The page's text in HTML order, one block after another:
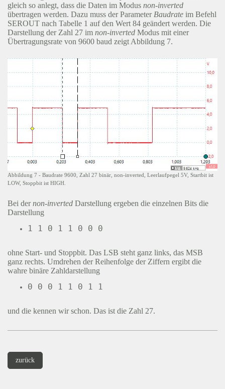
gleich so anlegt, dass die Daten im Modus non-inverted
übertragen werden. Dazu muss der Parameter Baudrate im Befehl
SEROUT nach Tabelle 1 auf den Wert 84 geändert werden. Die
Darstellung der Zahl 27 im non-inverted Modus mit einer
Übertragungsrate von 9600 baud zeigt Abbildung 7.
Abbildung 7 - Baudrate 9600, Zahl 27 binär, non-inverted, Leerlaufpegel 5V, Startbit ist
LOW, Stoppbit ist HIGH.
Bei dernon-inverted Darstellung ergeben die einzelnen Bits die
Darstellung
ohne Start- und Stoppbit. Das LSB steht ganz links, das MSB
ganz rechts. Umdrehen der Reihenfolge der Ziffern ergibt die
wahre binäre Zahldarstellung
und die kennen wir schon. Das ist die Zahl 27.
zurück